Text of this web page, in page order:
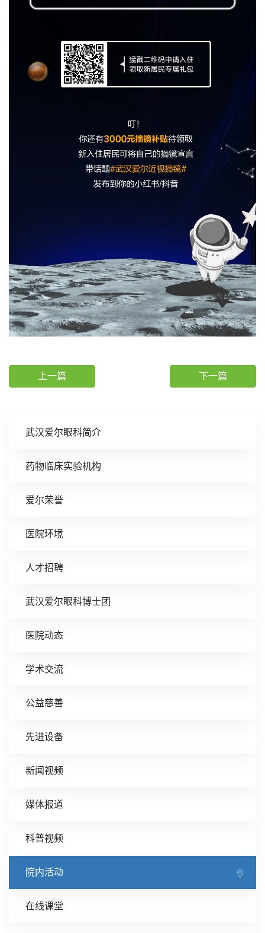
武汉爱尔眼科简介
药物临床实验机构
爱尔荣誉
医院环境
人才招聘
武汉爱尔眼科博士团
医院动态
学术交流
公益慈善
先进设备
新闻视频
媒体报道
科普视频
院内活动
在线课堂
上一篇 下一篇